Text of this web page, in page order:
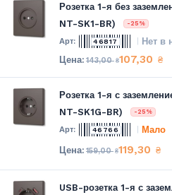
Розетка 1-я без
NT-SK1-BR)
-25%
46817 Нет в
143,00₴107,30 ₴
Розетка 1-я с
NT-SK1G-BR)
-25%
46766 Мало
159,00₴119,30 ₴
USB-розетка 1-я с